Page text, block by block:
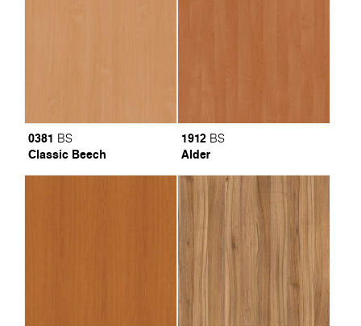
0381 BS
Classic Beech
1912 BS
Alder